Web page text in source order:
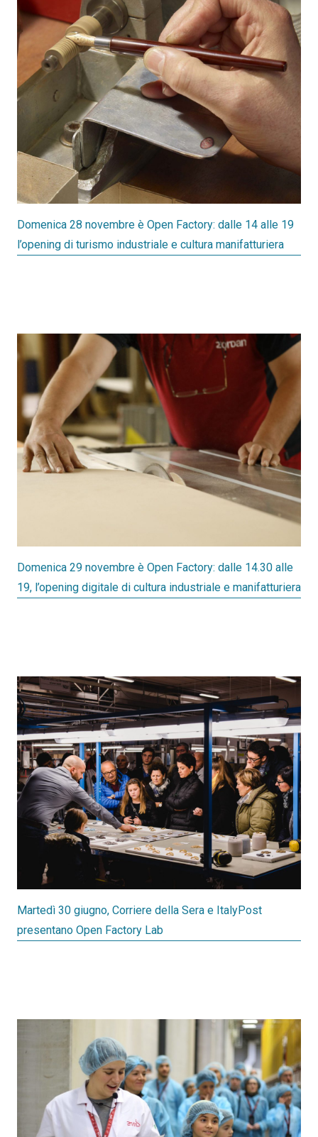
Domenica 28 novembre è Open Factory: dalle 14 alle 19
l’opening di turismo industriale e cultura manifatturiera
Domenica 29 novembre è Open Factory: dalle 14.30 alle
19, l’opening digitale di cultura industriale e manifatturiera
Martedì 30 giugno, Corriere della Sera e ItalyPost
presentano Open Factory Lab